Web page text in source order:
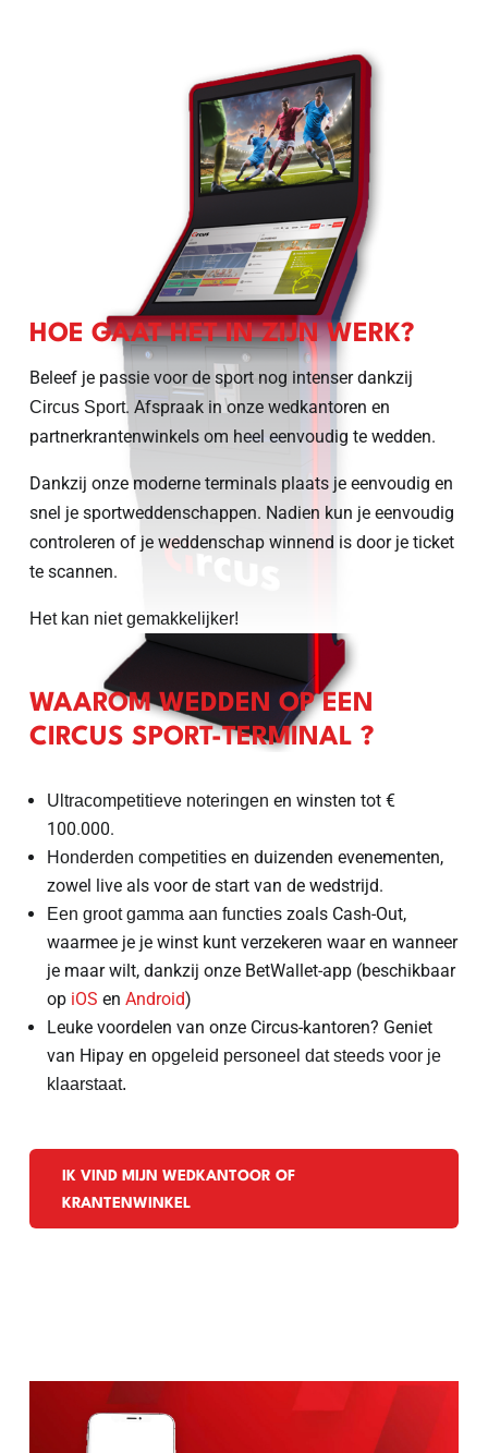
HOE GAAT HET IN ZIJN WERK?
Beleef je passie voor de sport nog intenser dankzij
Circus Sport. Afspraak in onze wedkantoren en
partnerkrantenwinkels om heel eenvoudig te wedden.
Dankzij onze moderne terminals plaats je eenvoudig en
snel je sportweddenschappen. Nadien kun je eenvoudig
controleren of je weddenschap winnend is door je ticket
te scannen.
Het kan niet gemakkelijker!
WAAROM WEDDEN OP EEN
CIRCUS SPORT-TERMINAL ?
Ultracompetitieve noteringen en winsten tot €
100.000.
Honderden competitiesen duizenden evenementen,
zowel live als voor de start van de wedstrijd.
Een groot gamma aan functieszoals Cash-Out,
waarmee je je winst kunt verzekeren waar en wanneer
je maar wilt, dankzij onze BetWallet-app (beschikbaar
op iOS en Android)
Leuke voordelen van onze Circus-kantoren? Geniet
van Hipay en opgeleid personeel dat steeds voor je
klaarstaat.
IK VIND MIJN WEDKANTOOR OF
KRANTENWINKEL